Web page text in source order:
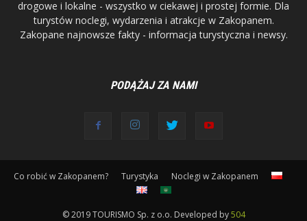
drogowe i lokalne - wszystko w ciekawej i prostej formie. Dla
turystów noclegi, wydarzenia i atrakcje w Zakopanem.
Zakopane najnowsze fakty - informacja turystyczna i newsy.
PODĄŻAJ ZA NAMI
Co robić w Zakopanem? Turystyka Noclegi w Zakopanem
© 2019 TOURISMO Sp. z o.o. Developed by504